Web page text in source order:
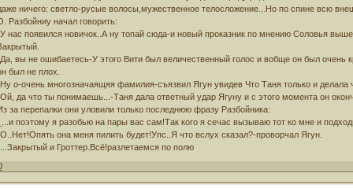
ничего: светло-русые волосы,мужественное телосложение...Но по спине всю
Разбойниу начал говорить:
нас появился новичок..А ну топай сюда-и новый проказник по мнению Соловья
вы не ошибаетесь-У этого Вити был величественный голос и вобще он был очень
был не плох.
о-очень многозначаящяя фамилия-съязвил Ягун увидев Что Таня только и делала
да что ты понимаешь...-Таня дала ответный удар Ягуну и с этого момента он
за перепалки они уловили только последнюю фразу Разбойника:
поэтому я разобью на пары вас сам!Так кого я сечас вызываю тот ко мне и
она меня пилить будет!Упс..Я что вслух сказал?-проворчал Ягун.
и Гроттер.Всё!разлетаемся по полю